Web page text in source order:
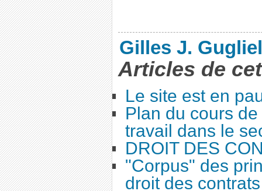
Gilles J.
Articles de
Le site est en
Plan du cours
travail dans le
DROIT DES
"Corpus" des
droit des